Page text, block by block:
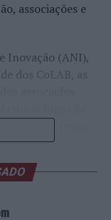
associações e
Inovação (ANI),
dos CoLAB, as
empresas,
no 3º
e hoje, 7 de
estão a